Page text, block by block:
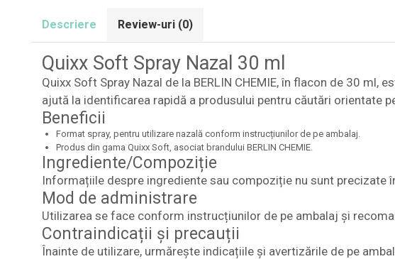
Descriere Review-uri (0)
Quixx Soft Spray Nazal 30 ml
Quixx Soft Spray Nazal de la BERLIN CHEMIE, în flacon de 30
ajută la identificarea rapidă a produsului pentru căutări orientate
Beneficii
Format spray, pentru utilizare nazală conform instrucțiunilor de pe ambalaj.
Produs din gama Quixx Soft, asociat brandului BERLIN CHEMIE.
Ingrediente/Compoziție
Informațiile despre ingrediente sau compoziție nu sunt precizate
Mod de administrare
Utilizarea se face conform instrucțiunilor de pe ambalaj și
Contraindicații și precauții
Înainte de utilizare, urmărește indicațiile și avertizările de pe